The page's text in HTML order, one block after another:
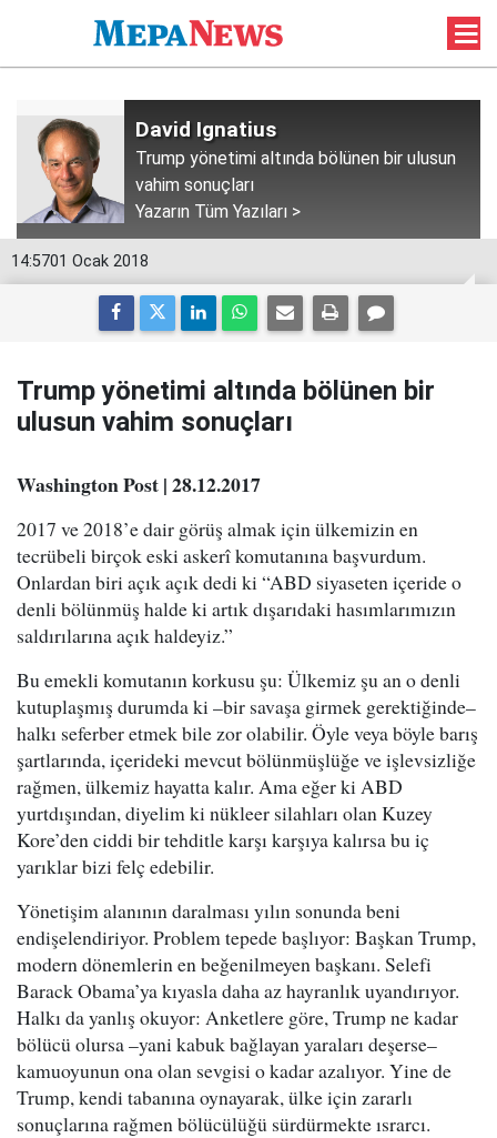
David Ignatius
Trump yönetimi altında bölünen bir ulusun
vahim sonuçları
Yazarın Tüm Yazıları >
14:5701 Ocak 2018
Trump yönetimi altında bölünen bir
ulusun vahim sonuçları
Washington Post | 28.12.2017
2017 ve 2018’e dair görüş almak için ülkemizin en
tecrübeli birçok eski askerî komutanına başvurdum.
Onlardan biri açık açık dedi ki “ABD siyaseten içeride o
denli bölünmüş halde ki artık dışarıdaki hasımlarımızın
saldırılarına açık haldeyiz.”
Bu emekli komutanın korkusu şu: Ülkemiz şu an o denli
kutuplaşmış durumda ki –bir savaşa girmek gerektiğinde–
halkı seferber etmek bile zor olabilir. Öyle veya böyle barış
şartlarında, içerideki mevcut bölünmüşlüğe ve işlevsizliğe
rağmen, ülkemiz hayatta kalır. Ama eğer ki ABD
yurtdışından, diyelim ki nükleer silahları olan Kuzey
Kore’den ciddi bir tehditle karşı karşıya kalırsa bu iç
yarıklar bizi felç edebilir.
Yönetişim alanının daralması yılın sonunda beni
endişelendiriyor. Problem tepede başlıyor: Başkan Trump,
modern dönemlerin en beğenilmeyen başkanı. Selefi
Barack Obama’ya kıyasla daha az hayranlık uyandırıyor.
Halkı da yanlış okuyor: Anketlere göre, Trump ne kadar
bölücü olursa –yani kabuk bağlayan yaraları deşerse–
kamuoyunun ona olan sevgisi o kadar azalıyor. Yine de
Trump, kendi tabanına oynayarak, ülke için zararlı
sonuçlarına rağmen bölücülüğü sürdürmekte ısrarcı.